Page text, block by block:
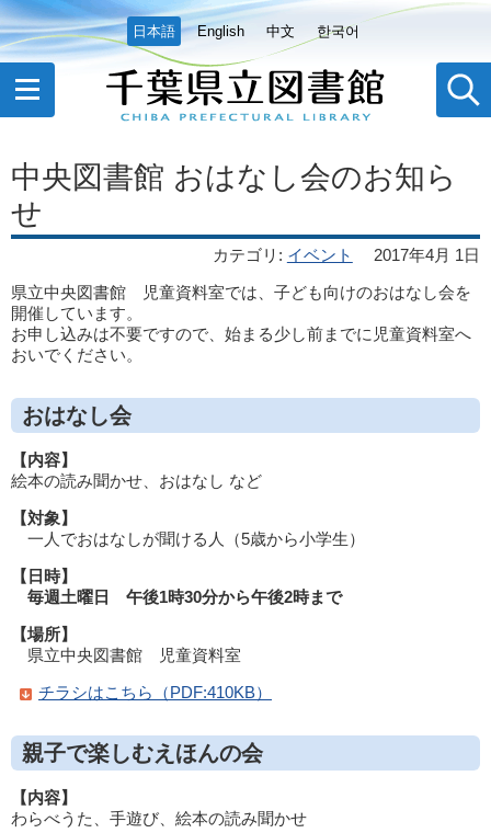
日本語 English 中文 한국어
中央図書館 おはなし会のお知ら
せ
カテゴリ : イベント
2017年4月 1日
県立中央図書館 児童資料室では、子ども向けのおはなし会を
開催しています。
お申し込みは不要ですので、始まる少し前までに児童資料室へ
おいでください。
おはなし会
【内容】
絵本の読み聞かせ、おはなし など
【対象】
一人でおはなしが聞ける人（5歳から小学生）
【日時】
毎週土曜日 午後1時30分から午後2時まで
【場所】
県立中央図書館 児童資料室
チラシはこちら（PDF:410KB）
親子で楽しむえほんの会
【内容】
わらべうた、手遊び、絵本の読み聞かせ